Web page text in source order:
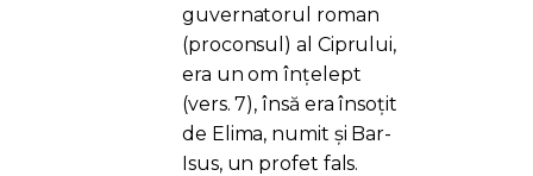
guvernatorul roman
(proconsul) al Ciprului,
era un om înțelept
(vers. 7), însă era însoțit
de Elima, numit și Bar-
Isus, un profet fals.